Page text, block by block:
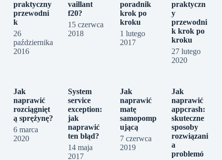
praktyczny
przewodni
k
26
października
2016
vaillant
f20?
15 czerwca
2018
poradnik
krok po
kroku
1 lutego
2017
praktyczn
y
przewodni
k krok po
kroku
27 lutego
2020
Jak
naprawić
rozciągnięt
ą sprężynę?
6 marca
2020
System
service
exception:
jak
naprawić
ten błąd?
14 maja
2017
Jak
naprawić
matę
samopomp
ującą
7 czerwca
2019
Jak
naprawić
appcrash:
skuteczne
sposoby
rozwiązani
a
problemó